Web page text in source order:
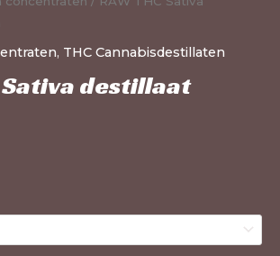
, THC Cannabisdestillaten
Sativa destillaat